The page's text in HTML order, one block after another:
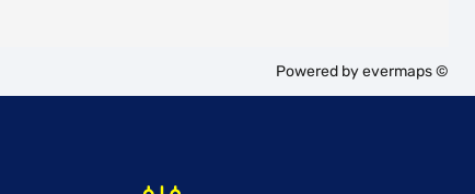
Powered byevermaps ©